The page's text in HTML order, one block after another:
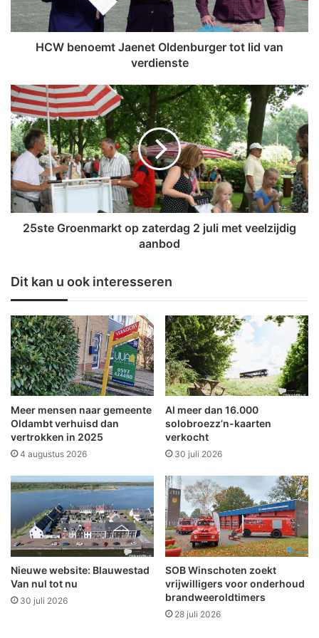
e
m
e
n
e
t
O
l
d
e
n
e
r
t
o
t
l
i
d
v
a
n
v
r
d
n
s
t
e
HCW benoemt Jaenet Oldenburger tot lid van
verdienste
2
5
s
t
e
G
r
o
e
k
t
o
p
z
a
t
e
r
d
a
g
j
u
m
e
t
v
e
25ste Groenmarkt op zaterdag 2 juli met veelzijdig
aanbod
Dit kan u ook interesseren
Meer mensen naar gemeente
Oldambt verhuisd dan
vertrokken in 2025
4 augustus 2026
Al meer dan 16.000
solobroezz’n-kaarten
verkocht
30 juli 2026
Nieuwe website: Blauwestad
Van nul tot nu
30 juli 2026
SOB Winschoten zoekt
vrijwilligers voor onderhoud
brandweeroldtimers
28 juli 2026